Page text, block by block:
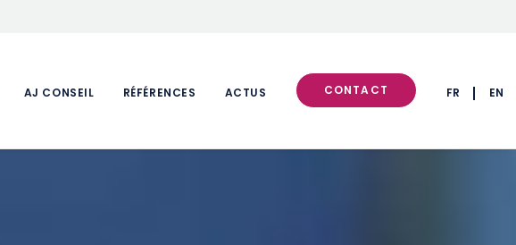
AJ CONSEIL RÉFÉRENCES ACTUS CONTACT FR EN